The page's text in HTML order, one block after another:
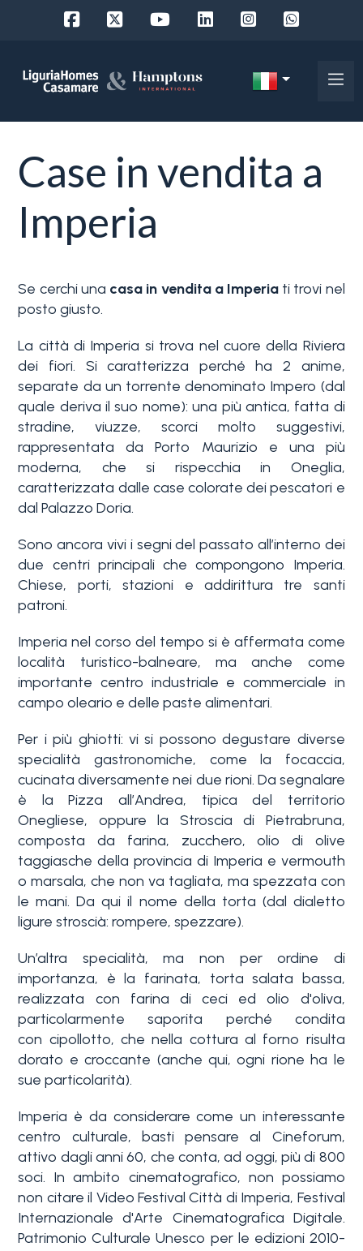
Case in vendita a
Imperia
Se cerchi una casa in vendita a Imperiati trovi nel
posto giusto.
La città di Imperia si trova nel cuore della Riviera
dei fiori. Si caratterizza perché ha 2 anime,
separate da un torrente denominato Impero (dal
quale deriva il suo nome): una più antica, fatta di
stradine, viuzze, scorci molto suggestivi,
rappresentata da Porto Maurizio e una più
moderna, che si rispecchia in Oneglia,
caratterizzata dalle case colorate dei pescatori e
dal Palazzo Doria.
Sono ancora vivi i segni del passato all’interno dei
due centri principali che compongono Imperia.
Chiese, porti, stazioni e addirittura tre santi
patroni.
Imperia nel corso del tempo si è affermata come
località turistico-balneare, ma anche come
importante centro industriale e commerciale in
campo oleario e delle paste alimentari.
Per i più ghiotti: vi si possono degustare diverse
specialità gastronomiche, come la focaccia,
cucinata diversamente nei due rioni. Da segnalare
è la Pizza all’Andrea, tipica del territorio
Onegliese, oppure la Stroscia di Pietrabruna,
composta da farina, zucchero, olio di olive
taggiasche della provincia di Imperia e vermouth
o marsala, che non va tagliata, ma spezzata con
le mani. Da qui il nome della torta (dal dialetto
ligure stroscià: rompere, spezzare).
Un’altra specialità, ma non per ordine di
importanza, è la farinata, torta salata bassa,
realizzata con farina di ceci ed olio d'oliva,
particolarmente saporita perché condita
con cipollotto, che nella cottura al forno risulta
dorato e croccante (anche qui, ogni rione ha le
sue particolarità).
Imperia è da considerare come un interessante
centro culturale, basti pensare al Cineforum,
attivo dagli anni 60, che conta, ad oggi, più di 800
soci. In ambito cinematografico, non possiamo
non citare il Video Festival Città di Imperia, Festival
Internazionale d'Arte Cinematografica Digitale.
Patrimonio Culturale Unesco per le edizioni 2010-
FR
DE
RU
siamo
nostri
servizi
La
Ricerca
case
Blog
Contatti
Preferiti
(0)
dove
cercare
Provincia
Comune
Tipologia
-
multiscelta
Residenziali
Terreni
Prezzo
Camere
minime
1
2
3+
Altre
opzioni
-
multiscelta